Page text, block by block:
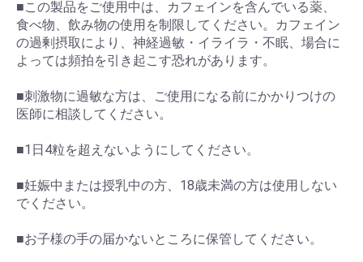
■この製品をご使用中は、カフェインを含んでいる薬、
食べ物、飲み物の使用を制限してください。カフェイン
の過剰摂取により、神経過敏・イライラ・不眠、場合に
よっては頻拍を引き起こす恐れがあります。
■刺激物に過敏な方は、ご使用になる前にかかりつけの
医師に相談してください。
■1日4粒を超えないようにしてください。
■妊娠中または授乳中の方、18歳未満の方は使用しない
でください。
■お子様の手の届かないところに保管してください。